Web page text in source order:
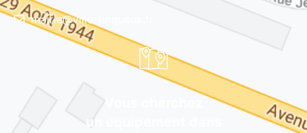
mairie@ville-tinqueux.fr
Vous cherchez
un équipement dans